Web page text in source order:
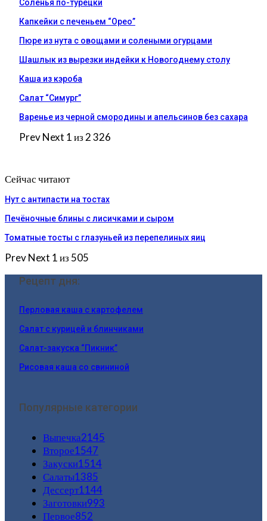
Соленья по-турецки
Капкейки с печеньем “Орео”
Пюре из нута с овощами и солеными огурцами
Шашлык из вырезки индейки к Новогоднему столу
Каша из кэроба
Салат “Симург”
Варенье из черной смородины и апельсинов без сахара
PrevNext 1 из 2 326
Сейчас читают
Нут с антипасти на тостах
Печёночные блины с лисичками и сыром
Томатные тосты с глазуньей из перепелиных яиц
PrevNext 1 из 505
Рецепт дня:
Перловая каша с картофелем
Салат с курицей и блинчиками
Салат-закуска “Пикник”
Рисовая каша со свининой
Популярные категории
Выпечка2145
Второе1547
Закуски1514
Салаты1385
Дессерт1144
Заготовки993
Первое852